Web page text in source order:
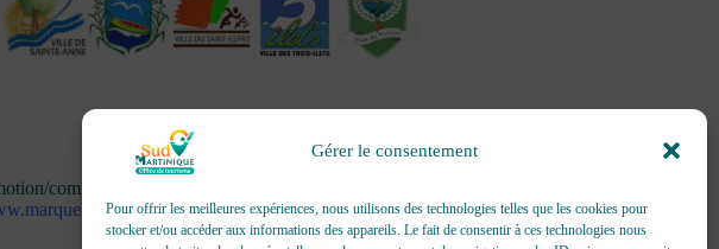
Gérer le consentement
Pour offrir les meilleures expériences, nous utilisons des technologies telles que les cookies pour
stocker et/ou accéder aux informations des appareils. Le fait de consentir à ces technologies nous
communication, de création et gestion d’événements
nf.com